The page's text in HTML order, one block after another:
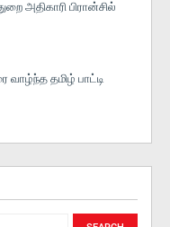
அதிகாரி பிரான்சில்
வாழ்ந்த தமிழ் பாட்டி